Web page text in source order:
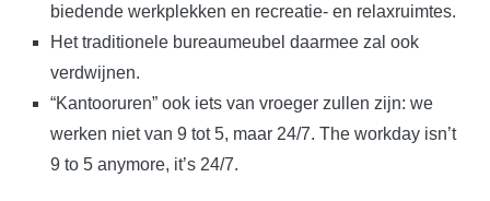
biedende werkplekken en recreatie- en relaxruimtes.
Het traditionele bureaumeubel daarmee zal ook
verdwijnen.
“Kantooruren” ook iets van vroeger zullen zijn: we
werken niet van 9 tot 5, maar 24/7. The workday isn’t
9 to 5 anymore, it’s 24/7.